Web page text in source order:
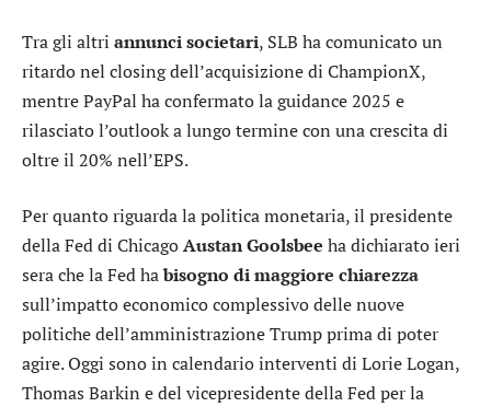
Tra gli altri annunci societari, SLB ha comunicato un
ritardo nel closing dell’acquisizione di ChampionX,
mentrePayPal ha confermato la guidance 2025 e
rilasciato l’outlook a lungo termine con una crescita di
oltre il 20% nell’EPS.
Per quanto riguarda la politica monetaria, il presidente
della Fed di ChicagoAustan Goolsbee ha dichiarato ieri
sera che la Fed habisogno di maggiore chiarezza
sull’impatto economico complessivo delle nuove
politiche dell’amministrazione Trump prima di poter
agire. Oggi sono in calendario interventi di Lorie Logan,
Thomas Barkin e del vicepresidente della Fed per la